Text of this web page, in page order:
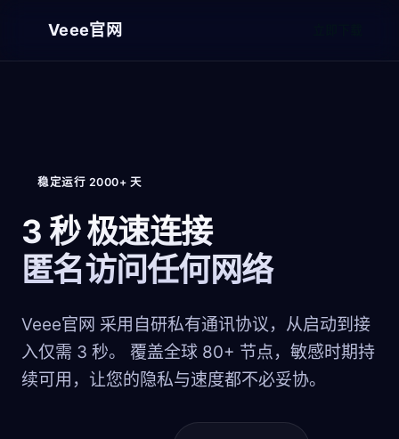
Veee官网
稳定运行 2000+ 天
3 秒极速连接
匿名访问任何网络
Veee官网 采用自研私有通讯协议，从启动到接
入仅需 3 秒。 覆盖全球 80+ 节点，敏感时期持
续可用，让您的隐私与速度都不必妥协。